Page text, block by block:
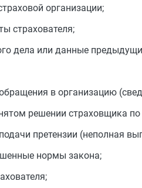
организации;
страхователя;
дела или данные
в организацию
решении страховщика
претензии (неполная
нормы закона;